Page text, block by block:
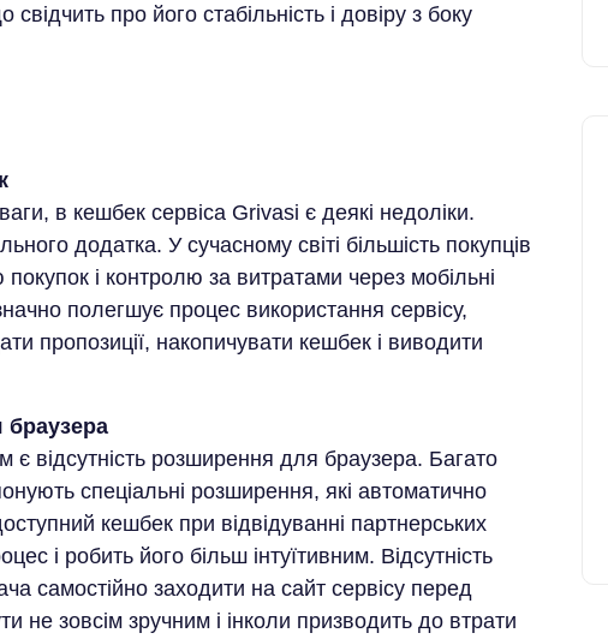
про його стабільність і довіру з боку
в кешбек сервіса Grivasi є деякі недоліки.
додатка. У сучасному світі більшість покупців
і контролю за витратами через мобільні
полегшує процес використання сервісу,
пропозиції, накопичувати кешбек і виводити
браузера
відсутність розширення для браузера. Багато
спеціальні розширення, які автоматично
кешбек при відвідуванні партнерських
і робить його більш інтуїтивним. Відсутність
самостійно заходити на сайт сервісу перед
зовсім зручним і інколи призводить до втрати